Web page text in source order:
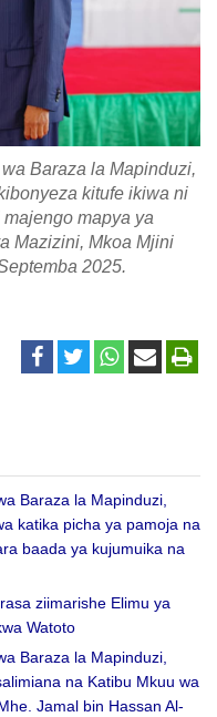
Baraza la Mapinduzi,
kitufe ikiwa ni
mapya ya
Mazizini, Mkoa Mjini
2025.
Baraza la Mapinduzi,
katika picha ya pamoja na
baada ya kujumuika na
ziimarishe Elimu ya
Watoto
Baraza la Mapinduzi,
na Katibu Mkuu wa
Jamal bin Hassan Al-